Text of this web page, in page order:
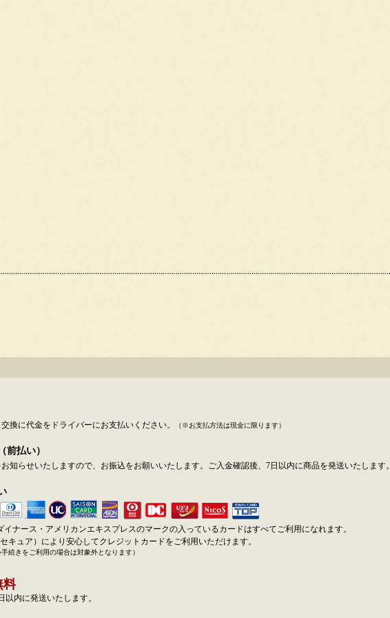
換に代金をドライバーにお支払いください。
（※お支払方法は現金に限ります）
前払い）
知らせいたしますので、お振込をお願いいたします。ご入金確認後、7日以内に商品を発送いたします。
イナース・アメリカンエキスプレスのマークの入っているカードはすべてご利用になれます。
キュア）により安心してクレジットカードをご利用いただけます。
続きをご利用の場合は対象外となります）
料
内に発送いたします。